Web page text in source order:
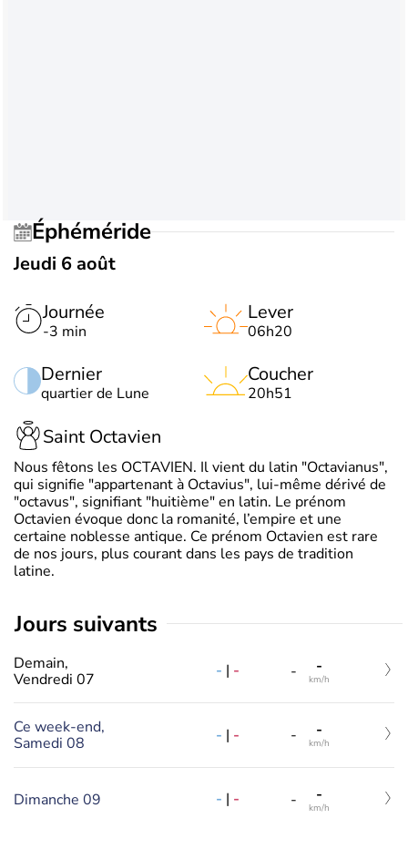
Éphéméride
Jeudi 6 août
Journée
-3 min
Dernier
quartier de Lune
Lever
06h20
Coucher
20h51
Saint Octavien
Nous fêtons les OCTAVIEN. Il vient du latin "Octavianus",
qui signifie "appartenant à Octavius", lui-même dérivé de
"octavus", signifiant "huitième" en latin. Le prénom
Octavien évoque donc la romanité, l’empire et une
certaine noblesse antique. Ce prénom Octavien est rare
de nos jours, plus courant dans les pays de tradition
latine.
jours suivants
Demain,
Vendredi 07
- | - - -
km/h
Ce week-end,
Samedi 08
- | - - -
km/h
Dimanche 09 - | - - -
km/h